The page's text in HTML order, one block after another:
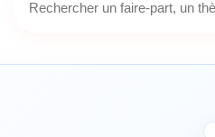
e